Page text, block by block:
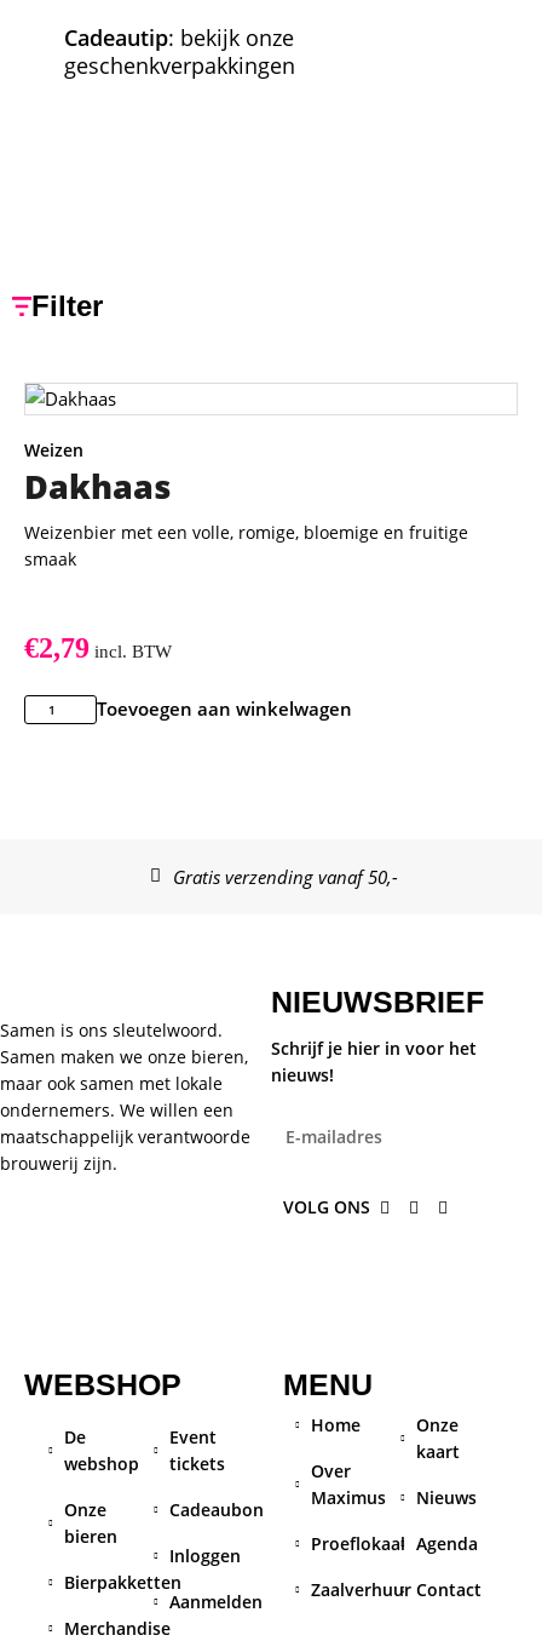
Cadeautip: bekijk onze
geschenkverpakkingen
Filter
Weizen
Dakhaas
Weizenbier met een volle, romige, bloemige en fruitige
smaak
€2,79 incl. BTW
Toevoegen aan winkelwagen
Gratis verzending vanaf 50,-
Samen is ons sleutelwoord.
Samen maken we onze bieren,
maar ook samen met lokale
ondernemers. We willen een
maatschappelijk verantwoorde
brouwerij zijn.
NIEUWSBRIEF
Schrijf je hier in voor het
nieuws!
VOLG ONS
WEBSHOP
De
webshop
Onze
bieren
Bierpakketten
Merchandise
Event
tickets
Cadeaubon
Inloggen
Aanmelden
MENU
Home
Over
Maximus
Proeflokaal
Zaalverhuur
Onze
kaart
Nieuws
Agenda
Contact